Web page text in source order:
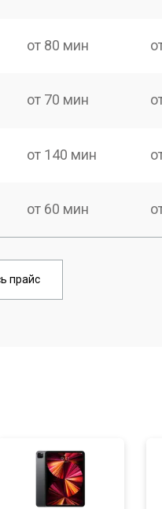
от 80 мин
от 70 мин
от 140 мин
от 60 мин
от 100 мин
от 120 мин
прайс